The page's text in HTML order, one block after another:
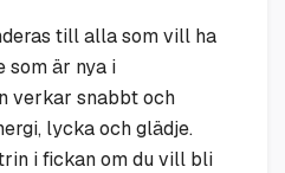
till alla som vill ha
som är nya i
verkar snabbt och
lycka och glädje.
i fickan om du vill bli